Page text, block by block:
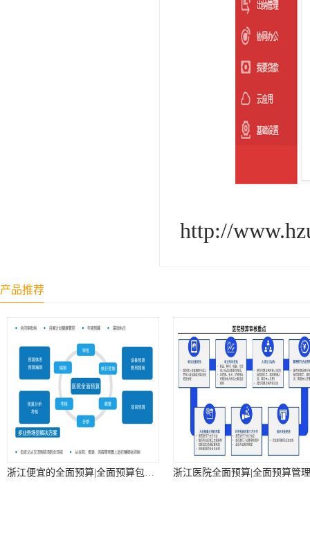
http://
产品推荐
浙江便宜的全面预算|全面预算包括|全面预算解决方案